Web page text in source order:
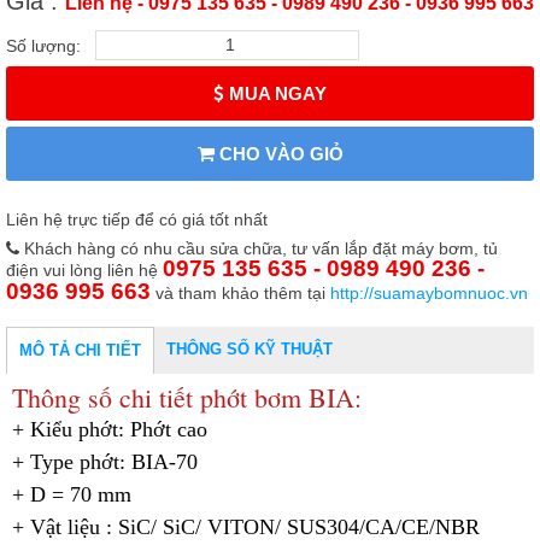
Số lượng:
MUA NGAY
CHO VÀO GIỎ
Liên hệ trực tiếp để có giá tốt nhất
Khách hàng có nhu cầu sửa chữa, tư vấn lắp đặt máy bơm, tủ
điện vui lòng liên hệ 0975 135 635 - 0989 490 236 -
0936 995 663 và tham khảo thêm tại http://suamaybomnuoc.vn
MÔ TẢ CHI TIẾT THÔNG SỐ KỸ THUẬT
Thông số chi tiết phớt bơm BIA:
+ Kiểu phớt: Phớt cao
+ Type phớt: BIA-70
+ D = 70 mm
+ Vật liệu : SiC/ SiC/ VITON/ SUS304/CA/CE/NBR